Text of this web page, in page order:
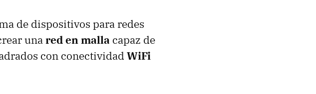
de dispositivos para redes
unared en malla capaz de
con conectividad WiFi